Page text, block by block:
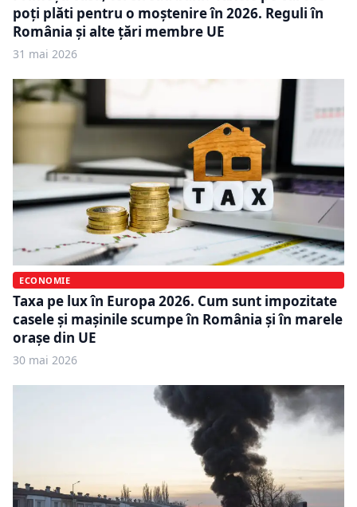
poți plăti pentru o moștenire în 2026. Reguli în
România și alte țări membre UE
31 mai 2026
ECONOMIE
Taxa pe lux în Europa 2026. Cum sunt impozitate
casele și mașinile scumpe în România și în marele
orașe din UE
30 mai 2026